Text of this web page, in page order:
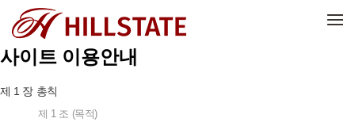
사이트 이용안내
제 1 장 총칙
제 1 조 (목적)